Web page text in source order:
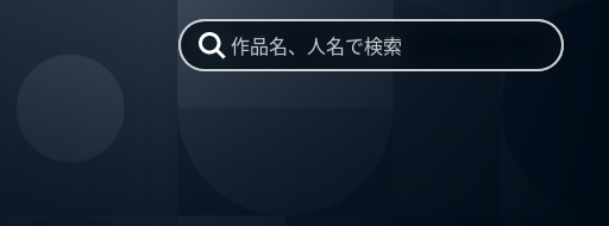
作品名、人名で検索